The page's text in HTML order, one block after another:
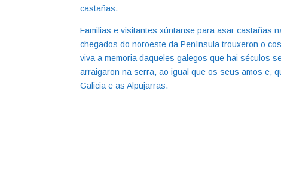
castañas.
Familias e visitantes xúntanse para asar castañas
chegados do noroeste da Península trouxeron o
viva a memoria daqueles galegos que hai
arraigaron na serra, ao igual que os seus amos e,
Galicia e as Alpujarras.